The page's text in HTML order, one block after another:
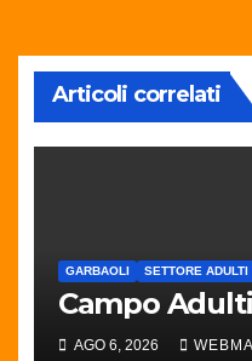
Articoli correlati
GARBAOLI SETTORE ADULTI
Campo
AGO 6, 2026